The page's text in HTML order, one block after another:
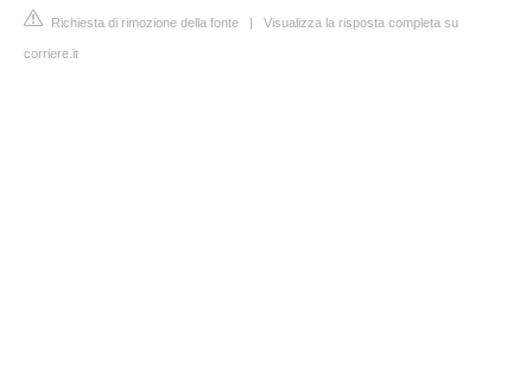
Richiesta di rimozione della fonte | Visualizza la risposta completa su
corriere.it